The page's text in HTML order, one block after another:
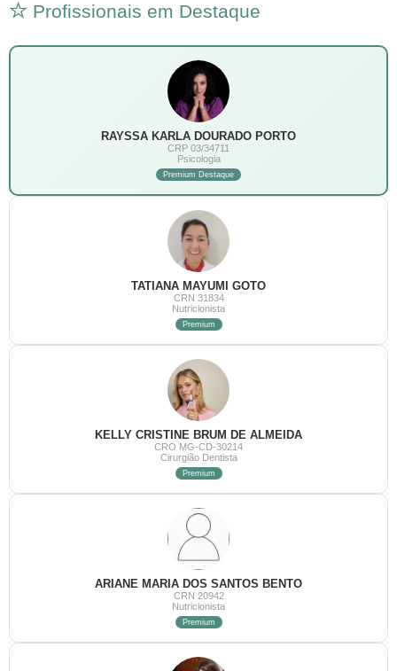
Profissionais em Destaque
RAYSSA KARLA DOURADO PORTO
CRP 03/34711
Psicologia
Premium Destaque
TATIANA MAYUMI GOTO
CRN 31834
Nutricionista
Premium
KELLY CRISTINE BRUM DE ALMEIDA
CRO MG-CD-30214
Cirurgião Dentista
Premium
ARIANE MARIA DOS SANTOS BENTO
CRN 20942
Nutricionista
Premium